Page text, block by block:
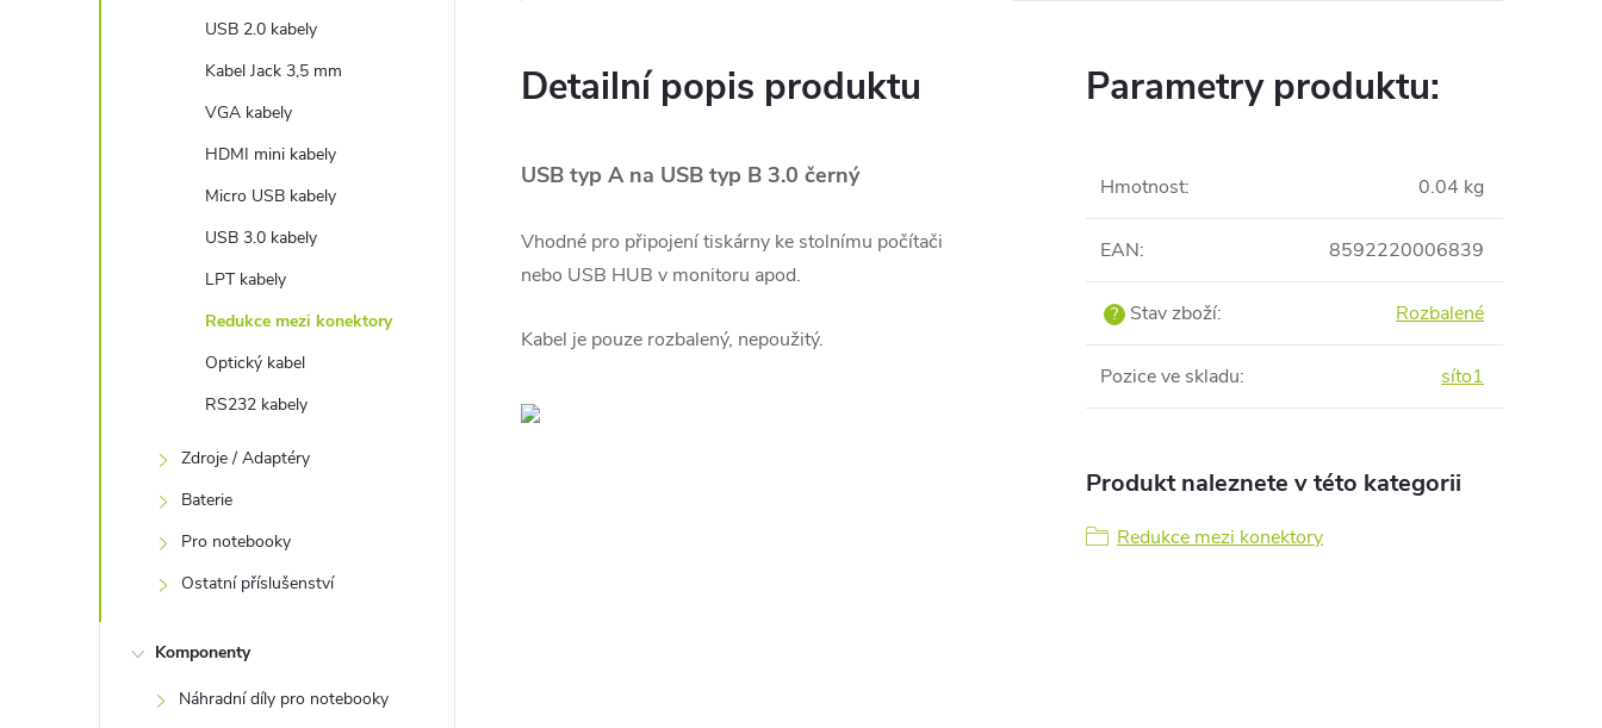
USB 2.0 kabely
Kabel Jack 3,5 mm
VGA kabely
HDMI mini kabely
Micro USB kabely
USB 3.0 kabely
LPT kabely
Redukce mezi konektory
Optický kabel
RS232 kabely
Zdroje / Adaptéry
Baterie
Pro notebooky
Ostatní příslušenství
Komponenty
Náhradní díly pro notebooky
Detailní popis produktu
USB typ A na USB typ B 3.0 černý
Vhodné pro připojení tiskárny ke stolnímu počítači
nebo USB HUB v monitoru apod.
Kabel je pouze rozbalený, nepoužitý.
Parametry produktu:
Hmotnost: 0.04 kg
EAN: 8592220006839
? Stav zboží: Rozbalené
Pozice ve skladu: síto1
Produkt naleznete v této kategorii
Redukce mezi konektory